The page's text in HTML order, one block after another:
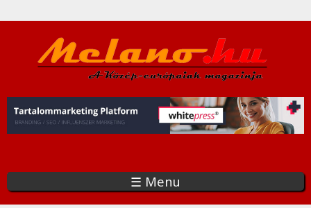
a
tartalomra
☰ Menu